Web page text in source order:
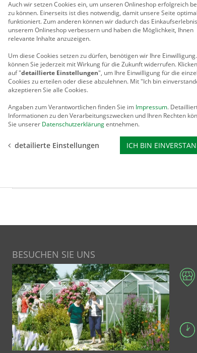
Für größere Ansicht Maus über das Bild
PRODUKTBESCHREIBUNG
SCHATTIER-SET FÜR EXKLUSIVE
Aus dauerhaftem weißem Acrylstoff. Jede
verschieben. Schattierwert ca. 67 %. Waschbar
BEWERTUNGEN
BESUCHEN SIE UNS
Auch wir setzen Cookies ein, um unseren Onlineshop erfolgreich
zu können. Einerseits ist dies notwendig, damit unsere Seite optimal
funktioniert. Zum anderen können wir dadurch das
unserem Onlineshop verbessern und haben die Möglichkeit, Ihnen
relevante Inhalte anzuzeigen.
Um diese Cookies setzen zu dürfen, benötigen wir Ihre Einwilligung.
können Sie jederzeit mit Wirkung für die Zukunft widerrufen.
auf "detaillierte Einstellungen", um Ihre Einwilligung für die
Cookies zu erteilen oder diese abzulehnen. Mit "Ich bin
akzeptieren Sie alle Cookies.
Angaben zum Verantwortlichen finden Sie im Impressum.
Informationen zu den Verarbeitungszwecken und Ihren Rechten
Sie unserer Datenschutzerklärung entnehmen.
detailierte Einstellungen ICH BIN